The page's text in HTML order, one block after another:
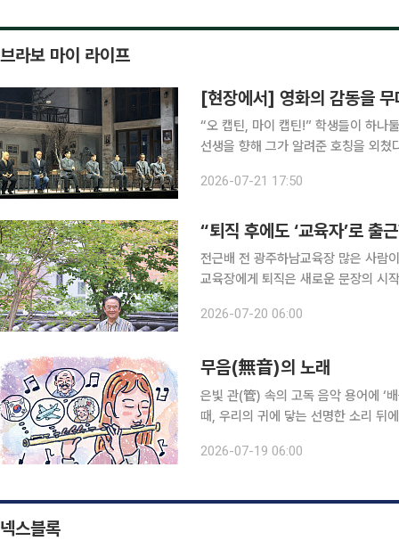
브라보 마이 라이프
[현장에서] 영화의 감동을
“오 캡틴, 마이 캡틴!” 학생들이 하나둘 책상 위로 올라섰다. 학교에서 쫓겨나 교실을 떠나는 키팅
선생을 향해 그가 알려준 호칭을 외
쳐진 순간이었다. 1990년 개봉해
2026-07-21 17:50
“퇴직 후에도 ‘교육자’로 출
전근배 전 광주하남교육장 많은 사람이 퇴직을 인생의 쉼표라고 말한다. 하지만 전근배 전 광주하남
교육장에게 퇴직은 새로운 문장의 시
다. 지역사회에서는 준법 캠페인과 공
2026-07-20 06:00
무음(無音)의 노래
은빛 관(管) 속의 고독 음악 용어에 ‘
때, 우리의 귀에 닿는 선명한 소리 뒤
감싸안는 온기이자 체온이다. 연주가
2026-07-19 06:00
넥스블록